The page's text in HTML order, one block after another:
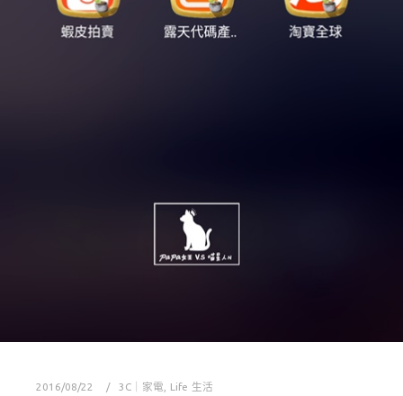
2016/08/22 3C｜家電 Life 生活